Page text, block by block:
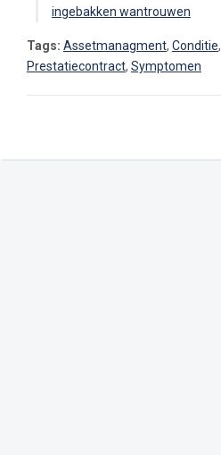
ingebakken wantrouwen
Tags: Assetmanagment, Conditie,
Prestatiecontract, Symptomen